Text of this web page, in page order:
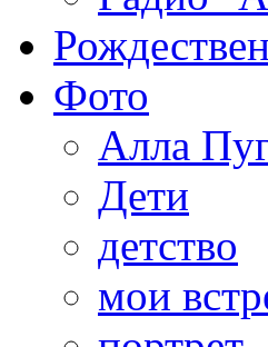
Фото
Алла
Дети
детство
мои